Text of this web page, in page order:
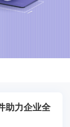
助力企业全